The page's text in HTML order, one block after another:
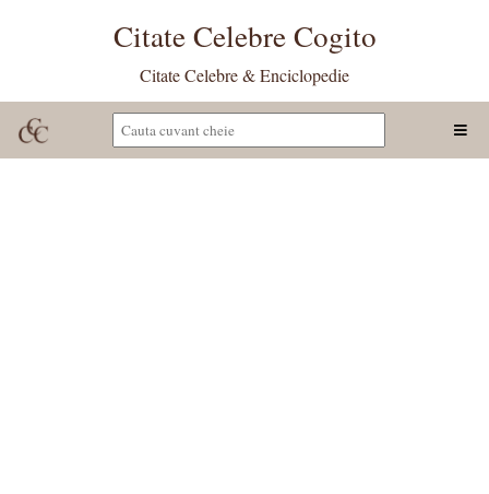
Citate Celebre Cogito
Citate Celebre & Enciclopedie